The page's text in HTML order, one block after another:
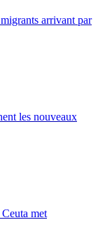
arrivant par
les nouveaux
met